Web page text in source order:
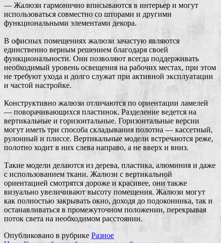
— Жалюзи гармонично вписываются в интерьер и могут
использоваться совместно со шторами и другими
функциональными элементами декора.
В офисных помещениях жалюзи зачастую являются
единственно верным решением благодаря своей
функциональности. Они позволяют всегда поддерживать
необходимый уровень освещения на рабочих местах, при этом
не требуют ухода и долго служат при активной эксплуатации
и частой настройке.
Конструктивно жалюзи отличаются по ориентации ламелей
— поворачивающихся пластинок. Разделение ведется на
вертикальные и горизонтальные. Горизонтальные версии
могут иметь три способа складывания полотна — кассетный,
рулонный и плиссе. Вертикальные модели встречаются реже,
полотно ходит в них слева направо, а не вверх и вниз.
Такие модели делаются из дерева, пластика, алюминия и даже
с использованием ткани. Жалюзи с вертикальной
ориентацией смотрятся дороже и красивее, они также
визуально увеличивают высоту помещения. Жалюзи могут
как полностью закрывать окно, доходя до подоконника, так и
останавливаться в промежуточном положении, перекрывая
поток света на необходимом расстоянии.
Опубликовано в рубрике Разное